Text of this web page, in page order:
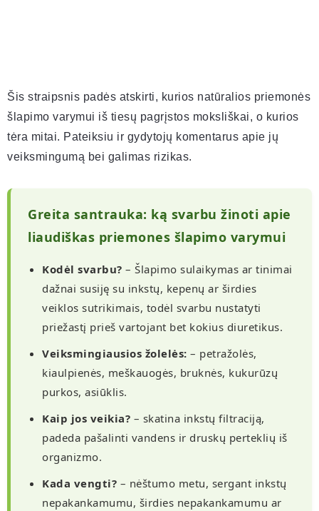
Šis straipsnis padės atskirti, kurios natūralios priemonės
šlapimo varymui iš tiesų pagrįstos moksliškai, o kurios
tėra mitai. Pateiksiu ir gydytojų komentarus apie jų
veiksmingumą bei galimas rizikas.
Greita santrauka: ką svarbu žinoti apie
liaudiškas priemones šlapimo varymui
Kodėl svarbu? – Šlapimo sulaikymas ar tinimai
dažnai susiję su inkstų, kepenų ar širdies
veiklos sutrikimais, todėl svarbu nustatyti
priežastį prieš vartojant bet kokius diuretikus.
Veiksmingiausios žolelės: – petražolės,
kiaulpienės, meškauogės, bruknės, kukurūzų
purkos, asiūklis.
Kaip jos veikia? – skatina inkstų filtraciją,
padeda pašalinti vandens ir druskų perteklių iš
organizmo.
Kada vengti? – nėštumo metu, sergant inkstų
nepakankamumu, širdies nepakankamumu ar